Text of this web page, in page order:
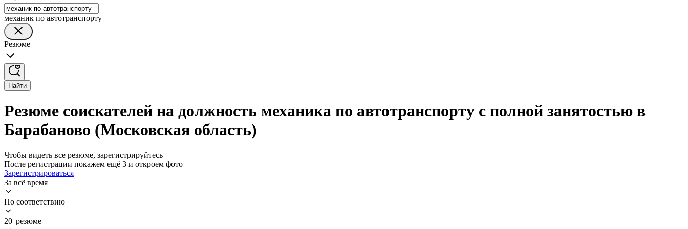
механик по автотранспорту
Резюме
Найти
Резюме соискателей на должность механика по автотранспорту с полной занятостью в
Барабаново (Московская область)
Чтобы видеть все резюме, зарегистрируйтесь
После регистрации покажем ещё 3 и откроем фото
Зарегистрироваться
За всё время
По соответствию
20 резюме